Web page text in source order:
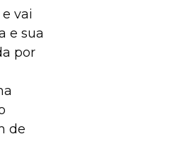
vai
e sua
por
de